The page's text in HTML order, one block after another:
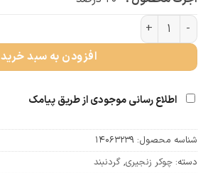
چوکر بیضی مربع (کد 2786) عدد
افزودن به سبد خرید
اطلاع رسانی موجودی از طریق پیامک
شناسه محصول: 14063239
دسته: چوکر زنجیری, گردنبند